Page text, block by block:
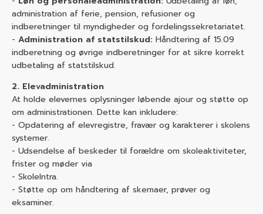
administration af ferie, pension, refusioner og
indberetninger til myndigheder og fordelingssekretariatet.
- Administration af statstilskud: Håndtering af 15.09
indberetning og øvrige indberetninger for at sikre korrekt
udbetaling af statstilskud.
2. Elevadministration
At holde elevernes oplysninger løbende ajour og støtte op
om administrationen. Dette kan inkludere:
- Opdatering af elevregistre, fravær og karakterer i skolens
systemer.
- Udsendelse af beskeder til forældre om skoleaktiviteter,
frister og møder via
- SkoleIntra.
- Støtte op om håndtering af skemaer, prøver og
eksaminer.